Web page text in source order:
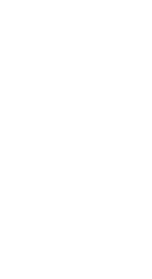
Fue este mismo
causa de forma
juez explicó en su
que la sustituya
imposibilidad de
https://
inigo-errejon-por-